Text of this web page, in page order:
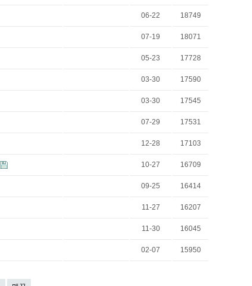
06-22 18749
07-19 18071
05-23 17728
03-30 17590
03-30 17545
07-29 17531
12-28 17103
10-27 16709
09-25 16414
11-27 16207
11-30 16045
02-07 15950